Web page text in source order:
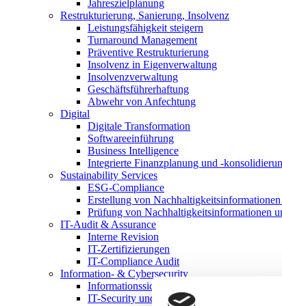
Jahreszielplanung
Restrukturierung, Sanierung, Insolvenz
Leistungsfähigkeit steigern
Turnaround Management
Präventive Restrukturierung
Insolvenz in Eigenverwaltung
Insolvenzverwaltung
Geschäftsführerhaftung
Abwehr von Anfechtung
Digital
Digitale Transformation
Softwareeinführung
Business Intelligence
Integrierte Finanzplanung und -
Sustainability Services
ESG-Compliance
Erstellung von
Prüfung von Nachhaltigkeitsinformationen
IT-Audit & Assurance
Interne Revision
IT-Zertifizierungen
IT-Compliance Audit
Information- & Cybersecurity
Informationssicherheitsmanagementsystem
IT-Security und Cybersecurity